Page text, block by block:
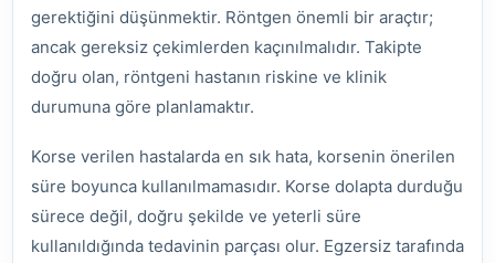
gerektiğini düşünmektir. Röntgen önemli bir araçtır;
ancak gereksiz çekimlerden kaçınılmalıdır. Takipte
doğru olan, röntgeni hastanın riskine ve klinik
durumuna göre planlamaktır.
Korse verilen hastalarda en sık hata, korsenin önerilen
süre boyunca kullanılmamasıdır. Korse dolapta durduğu
sürece değil, doğru şekilde ve yeterli süre
kullanıldığında tedavinin parçası olur. Egzersiz tarafında